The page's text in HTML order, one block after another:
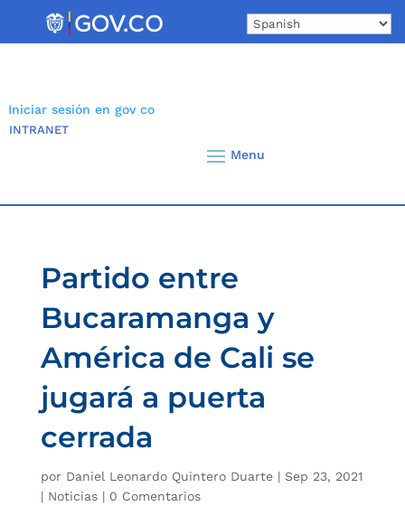
Iniciar sesión en gov co
INTRANET
Partido entre
Bucaramanga y
América de Cali se
jugará a puerta
cerrada
por Daniel Leonardo Quintero Duarte| Sep 23, 2021
| Noticias| 0 Comentarios